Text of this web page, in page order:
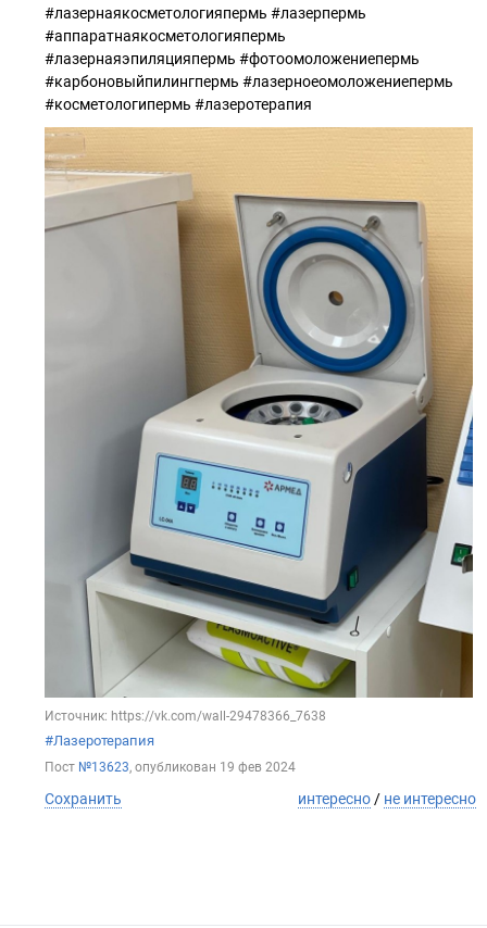
#лазернаякосметологияпермь #лазерпермь
#аппаратнаякосметологияпермь
#лазернаяэпиляцияпермь #фотоомоложениепермь
#карбоновыйпилингпермь #лазерноеомоложениепермь
#косметологипермь #лазеротерапия
Источник: https://vk.com/wall-29478366_7638
#Лазеротерапия
Пост №13623, опубликован 19 фев 2024
Сохранить интересно/ не интересно